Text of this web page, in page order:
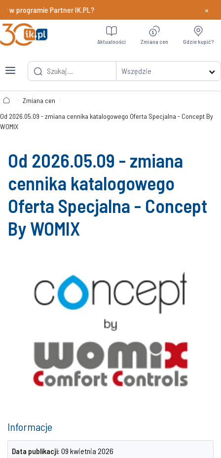
w programie Partner IK.PL? Dowiedz
×
Wszędzie
Aktualności Zmiana cen Gdzie kupić?
Zmiana cen
Od 2026.05.09 - zmiana cennika katalogowego Oferta Specjalna - Concept By
WOMIX
Od 2026.05.09 - zmiana
cennika katalogowego
Oferta Specjalna - Concept
By WOMIX
Informacje
Data publikacji: 09 kwietnia 2026